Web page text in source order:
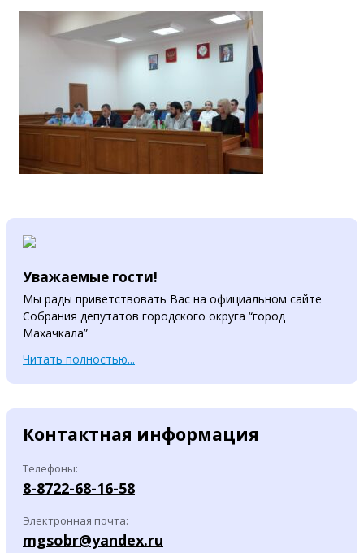
Уважаемые гости!
Мы рады приветствовать Вас на официальном сайте
Собрания депутатов городского округа “город
Махачкала”
Читать полностью...
Контактная информация
Телефоны:
8-8722-68-16-58
Электронная почта:
mgsobr@yandex.ru